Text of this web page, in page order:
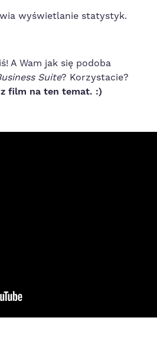
wyświetlanie statystyk.
A Wam jak się podoba
Suite? Korzystacie?
film na ten temat. :)